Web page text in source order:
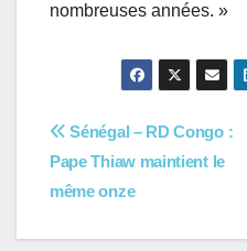
nombreuses années. »
Navigation
de
l’article
Sénégal – RD Congo :
Pape Thiaw maintient le
même onze